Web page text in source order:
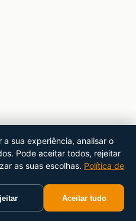
a sua experiência, analisar o
Pode aceitar todos, rejeitar
as suas escolhas. Política de
Aceitar tudo